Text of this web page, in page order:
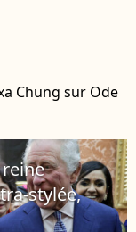
Chung sur Ode
stylée,